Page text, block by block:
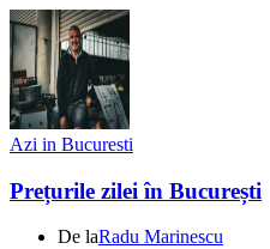
Azi in Bucuresti
Prețurile zilei în București
De laRadu Marinescu